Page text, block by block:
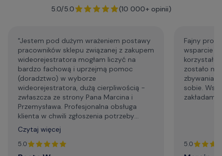
F.A.Q. - najczęściej zadawane pytania
5.0/5.0 (10 000+ opinii)
"Jestem pod dużym wrażeniem postawy
pracowników sklepu związanej z zakupem
wideorejestratora mogłam liczyć na
bardzo fachową i uprzejmą pomoc
(doradztwo) w wyborze
wideorejestratora, dużą cierpliwością -
zwłaszcza ze strony Pana Marcina i
Przemysława. Profesjonalna obsługa
klienta w chwili zgłoszenia potrzeby
wsparcia technicznego. Generalnie,
profesjonalizm. Serdecznie i najmocniej
dziękuję za życzliwą pomoc telefoniczną,
szybki kontakt mailowy."
Czytaj więcej
5.0
Fajny
wsparcie
zostało mi
zbywania
sobie.
zakładam
5.0